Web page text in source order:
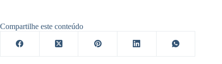
Compartilhe este conteúdo